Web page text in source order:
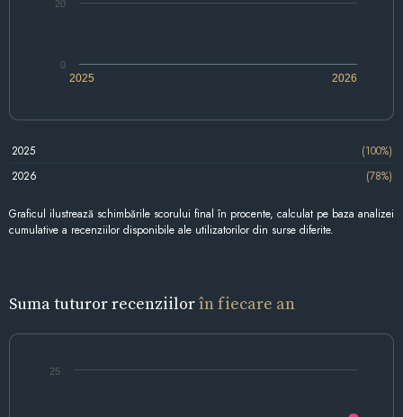
2025 2026
0
20
2025
(100%)
2026
(78%)
Graficul ilustrează schimbările scorului final în procente, calculat pe baza analizei
cumulative a recenziilor disponibile ale utilizatorilor din surse diferite.
Suma tuturor recenziilorîn fiecare an
25